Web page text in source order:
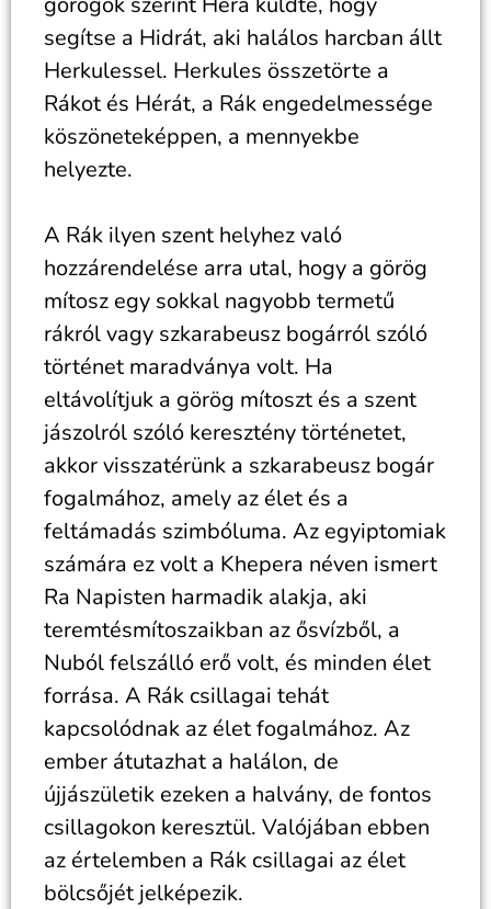
segítse a Hidrát, aki halálos harcban állt
Herkulessel. Herkules összetörte a
Rákot és Hérát, a Rák engedelmessége
köszöneteképpen, a mennyekbe
helyezte.
A Rák ilyen szent helyhez való
hozzárendelése arra utal, hogy a görög
mítosz egy sokkal nagyobb termetű
rákról vagy szkarabeusz bogárról szóló
történet maradványa volt. Ha
eltávolítjuk a görög mítoszt és a szent
jászolról szóló keresztény történetet,
akkor visszatérünk a szkarabeusz bogár
fogalmához, amely az élet és a
feltámadás szimbóluma. Az egyiptomiak
számára ez volt a Khepera néven ismert
Ra Napisten harmadik alakja, aki
teremtésmítoszaikban az ősvízből, a
Nuból felszálló erő volt, és minden élet
forrása. A Rák csillagai tehát
kapcsolódnak az élet fogalmához. Az
ember átutazhat a halálon, de
újjászületik ezeken a halvány, de fontos
csillagokon keresztül. Valójában ebben
az értelemben a Rák csillagai az élet
bölcsőjét jelképezik.